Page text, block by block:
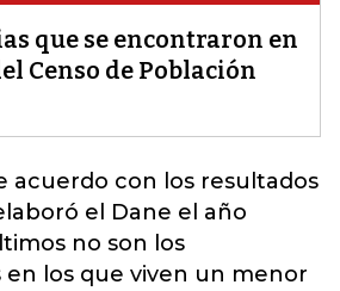
que se encontraron en
Censo de Población
acuerdo con los resultados
el Dane el año
no son los
los que viven un menor